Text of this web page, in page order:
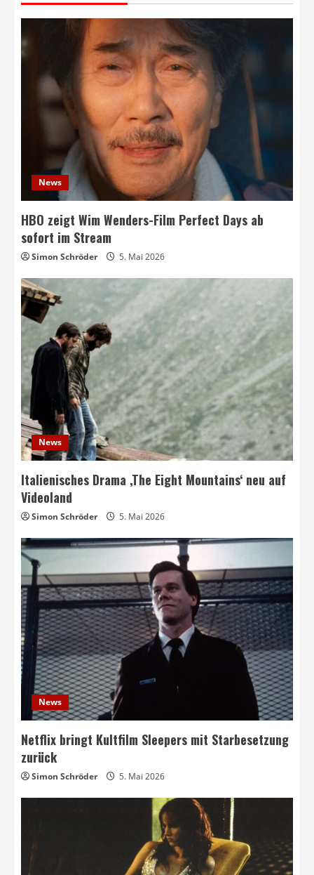
News
HBO zeigt Wim Wenders-Film Perfect Days ab
sofort im Stream
Simon Schröder 5. Mai 2026
News
Italienisches Drama ‚The Eight Mountains‘ neu auf
Videoland
Simon Schröder 5. Mai 2026
News
Netflix bringt Kultfilm Sleepers mit Starbesetzung
zurück
Simon Schröder 5. Mai 2026